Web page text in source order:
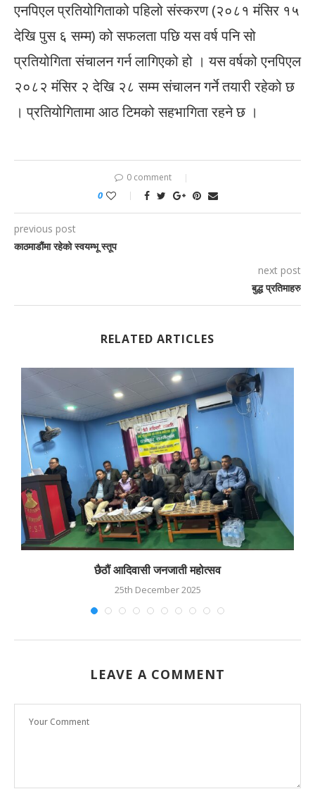
एनपिएल प्रतियोगिताको पहिलो संस्करण (२०८१ मंसिर १५
देखि पुस ६ सम्म) को सफलता पछि यस वर्ष पनि सो
प्रतियोगिता संचालन गर्न लागिएको हो । यस वर्षको एनपिएल
२०८२ मंसिर २ देखि २८ सम्म संचालन गर्ने तयारी रहेको छ
। प्रतियोगितामा आठ टिमको सहभागिता रहने छ ।
0 comment
0
previous post
काठमाडौंमा रहेको स्वयम्भू स्तूप
next post
बुद्ध प्रतिमाहरु
RELATED ARTICLES
छैठौं आदिवासी जनजाती महोत्सव
25th December 2025
LEAVE A COMMENT